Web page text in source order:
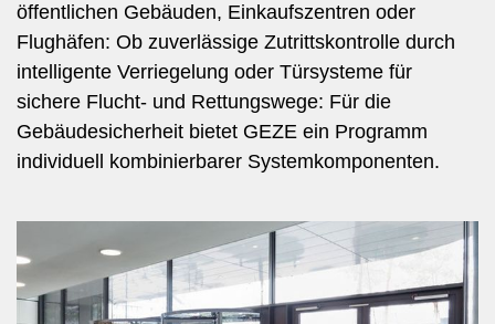
öffentlichen Gebäuden, Einkaufszentren oder
Flughäfen: Ob zuverlässige Zutrittskontrolle durch
intelligente Verriegelung oder Türsysteme für
sichere Flucht- und Rettungswege: Für die
Gebäudesicherheit bietet GEZE ein Programm
individuell kombinierbarer Systemkomponenten.